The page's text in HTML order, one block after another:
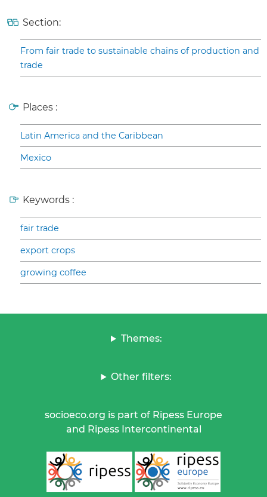
Section:
From fair trade to sustainable chains of production and
trade
Places :
Latin America and the Caribbean
Mexico
Keywords :
fair trade
export crops
growing coffee
Themes:
Other filters:
socioeco.org is part of Ripess Europe
and Ripess Intercontinental